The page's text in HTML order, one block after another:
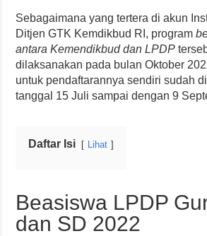
Sebagaimana yang tertera di akun
Ditjen GTK Kemdikbud RI, program
antara Kemendikbud dan LPDP
dilaksanakan pada bulan Oktober
untuk pendaftarannya sendiri sudah
tanggal 15 Juli sampai dengan 9
Daftar Isi Lihat
Beasiswa LPDP
dan SD 2022